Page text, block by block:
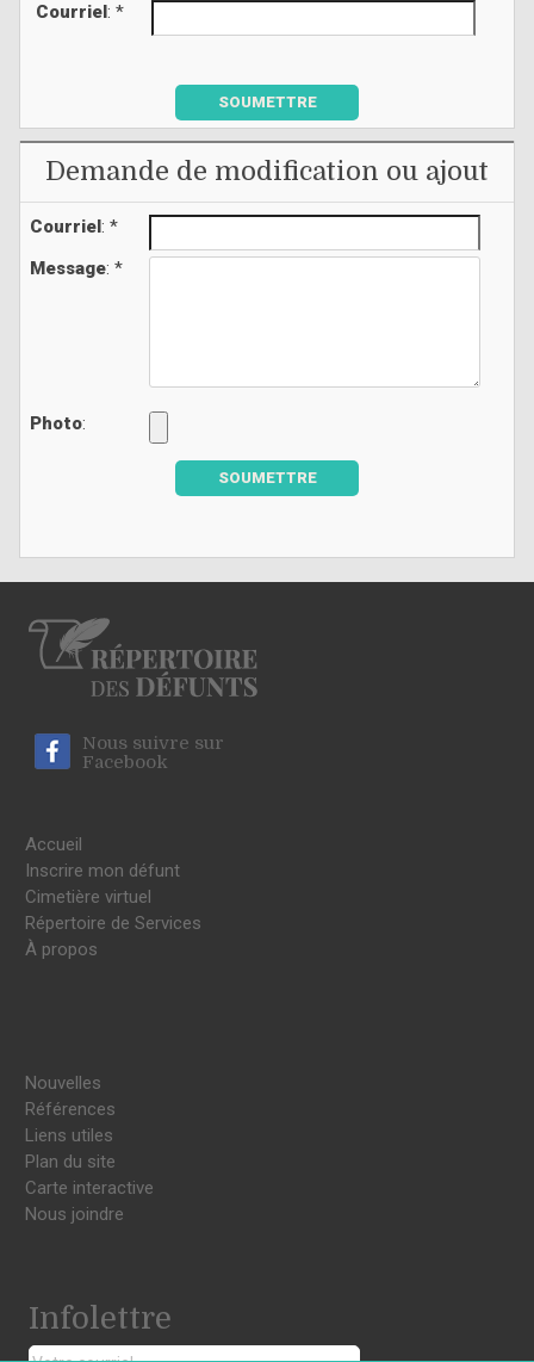
Courriel : *
SOUMETTRE
Demande de modification ou ajout
Courriel: *
Message: *
Photo:
SOUMETTRE
Nous suivre sur
Facebook
Accueil
Inscrire mon défunt
Cimetière virtuel
Répertoire de Services
À propos
Nouvelles
Références
Liens utiles
Plan du site
Carte interactive
Nous joindre
Infolettre